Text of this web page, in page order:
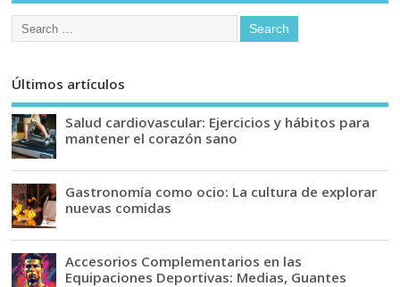
Últimos artículos
Salud cardiovascular: Ejercicios y hábitos para
mantener el corazón sano
Gastronomía como ocio: La cultura de explorar
nuevas comidas
Accesorios Complementarios en las
Equipaciones Deportivas: Medias, Guantes